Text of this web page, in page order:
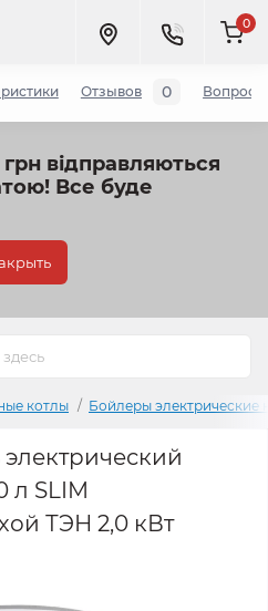
відправляються
Все буде
0
котлы Бойлеры электрические
л SLIM
ТЭН 2,0 кВт
Отзывов 0 Вопросы